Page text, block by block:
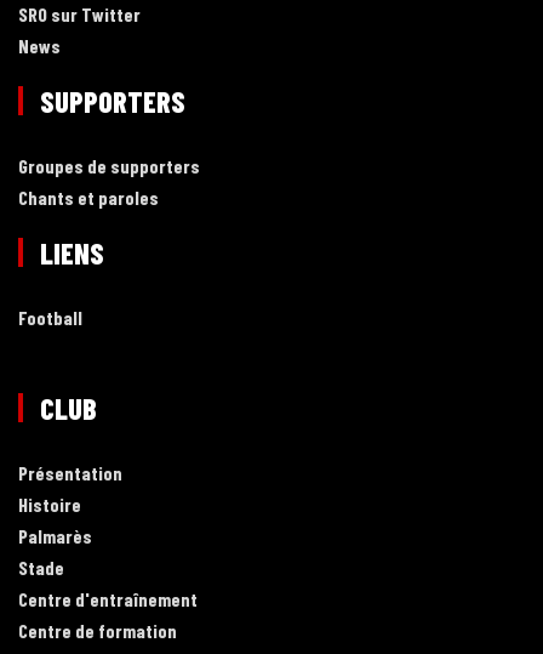
SRO sur Twitter
News
SUPPORTERS
Groupes de supporters
Chants et paroles
LIENS
Football
CLUB
Présentation
Histoire
Palmarès
Stade
Centre d'entraînement
Centre de formation